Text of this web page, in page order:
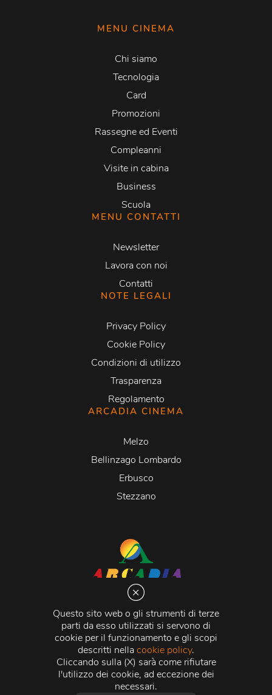
Questo sito web o gli strumenti di terze
parti da esso utilizzati si servono di
cookie per il funzionamento e gli scopi
descritti nellacookie policy.
Cliccando sulla (X) sarà come rifiutare
l'utilizzo dei cookie, ad eccezione dei
necessari.
MENU CINEMA
Chi siamo
Tecnologia
Card
Promozioni
Rassegne ed Eventi
Compleanni
Visite in cabina
Business
Scuola
MENU CONTATTI
Newsletter
Lavora con noi
Contatti
NOTE LEGALI
Privacy Policy
Cookie Policy
Condizioni di utilizzo
Trasparenza
Regolamento
ARCADIA CINEMA
Melzo
Bellinzago Lombardo
Erbusco
Stezzano
Via Martiri della Libertà 20066 Melzo (MI)
C.C.I.A.A. - R.E.A di Milano n. 1427910
Registro delle Imprese di Milano n. 338392 -
Fiscale e Partita Iva11015840157 | Capitale Sociale
500.000,00 i.v.
Credits:Crea Informatica S.r.l. 2026 © Tutti i diritti
riservati.